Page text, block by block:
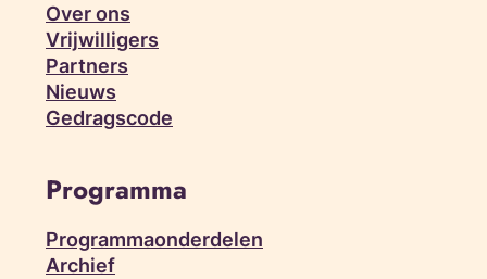
Over ons
Vrijwilligers
Partners
Nieuws
Gedragscode
Programma
Programmaonderdelen
Archief